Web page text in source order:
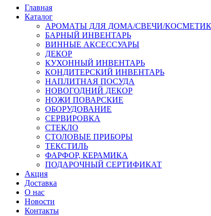
Главная
Каталог
АРОМАТЫ ДЛЯ ДОМА/СВЕЧИ/
БАРНЫЙ ИНВЕНТАРЬ
ВИННЫЕ АКСЕССУАРЫ
ДЕКОР
КУХОННЫЙ ИНВЕНТАРЬ
КОНДИТЕРСКИЙ ИНВЕНТАРЬ
НАПЛИТНАЯ ПОСУДА
НОВОГОДНИЙ ДЕКОР
НОЖИ ПОВАРСКИЕ
ОБОРУДОВАНИЕ
СЕРВИРОВКА
СТЕКЛО
СТОЛОВЫЕ ПРИБОРЫ
ТЕКСТИЛЬ
ФАРФОР, КЕРАМИКА
ПОДАРОЧНЫЙ СЕРТИФИКАТ
Акция
Доставка
О нас
Новости
Контакты